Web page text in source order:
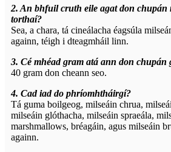
2. An bhfuil cruth eile agat don chupán
torthaí?
Sea, a chara, tá cineálacha éagsúla
againn, téigh i dteagmháil linn.
3. Cé mhéad gram atá ann don
40 gram don cheann seo.
4. Cad iad do phríomhtháirgí?
Tá guma boilgeog, milseáin chrua,
milseáin glóthacha, milseáin spraeála,
marshmallows, bréagáin, agus milseáin
againn.